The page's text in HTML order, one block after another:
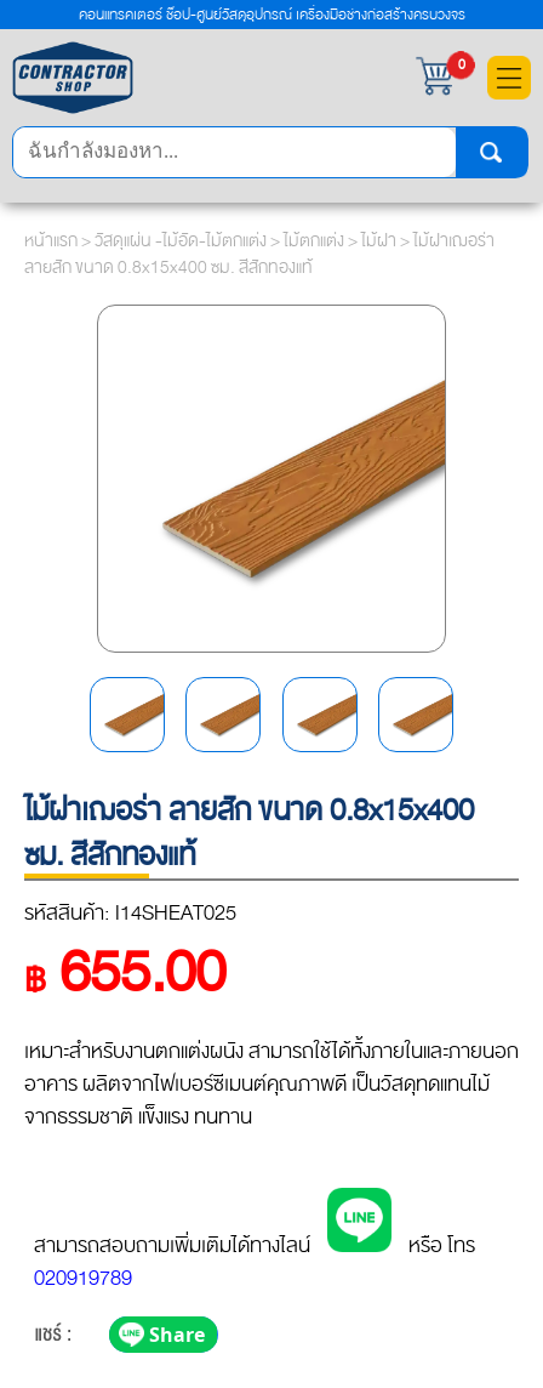
×
คอนแทรคเตอร์ ช๊อป-ศูนย์วัสดุอุปกรณ์ เครื่องมือช่างก่อสร้างครบวงจร
0
หน้าแรก>วัสดุแผ่น -ไม้อัด-ไม้ตกแต่ง>ไม้ตกแต่ง>ไม้ฝา> ไม้ฝาเฌอร่า
ลายสัก ขนาด 0.8x15x400 ซม. สีสักทองแท้
ไม้ฝาเฌอร่า ลายสัก ขนาด 0.8x15x400
ซม. สีสักทองแท้
รหัสสินค้า: I14SHEAT025
฿ 655.00
เหมาะสำหรับงานตกแต่งผนัง สามารถใช้ได้ทั้งภายในและภายนอก
อาคาร ผลิตจากไฟเบอร์ซีเมนต์คุณภาพดี เป็นวัสดุทดแทนไม้
จากธรรมชาติ แข็งแรง ทนทาน
สามารถสอบถามเพิ่มเติมได้ทางไลน์
หรือ โทร
020919789